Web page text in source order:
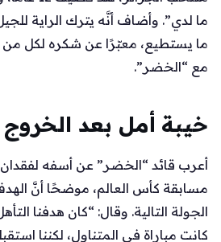
ما لدي”. وأضاف أنَّه يترك الراية
ما يستطيع، معبّرًا عن شكره لكل من
مع “الخضر”.
خيبة أمل بعد الخروج
أعرب قائد “الخضر” عن أسفه
مسابقة كأس العالم، موضحًا أنَّ
الجولة التالية. وقال: “كان هدفنا
كانت مباراة في المتناول، لكننا